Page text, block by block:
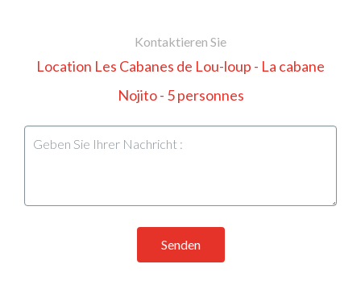
Kontaktieren Sie
Location Les Cabanes de Lou-loup - La cabane
Nojito - 5 personnes
Senden